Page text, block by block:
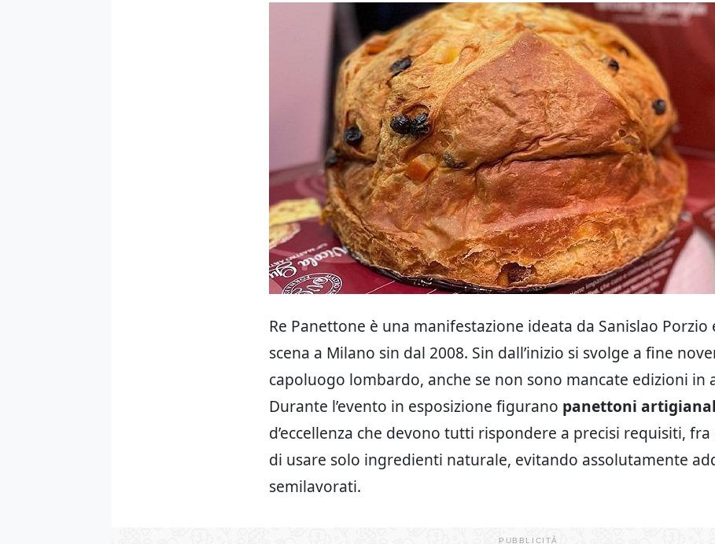
Re Panettone è una manifestazione ideata da Sanislao Porzio
scena a Milano sin dal 2008. Sin dall’inizio si svolge a fine
capoluogo lombardo, anche se non sono mancate edizioni in
Durante l’evento in esposizione figurano panettoni
d’eccellenza che devono tutti rispondere a precisi requisiti,
di usare solo ingredienti naturale, evitando assolutamente
semilavorati.